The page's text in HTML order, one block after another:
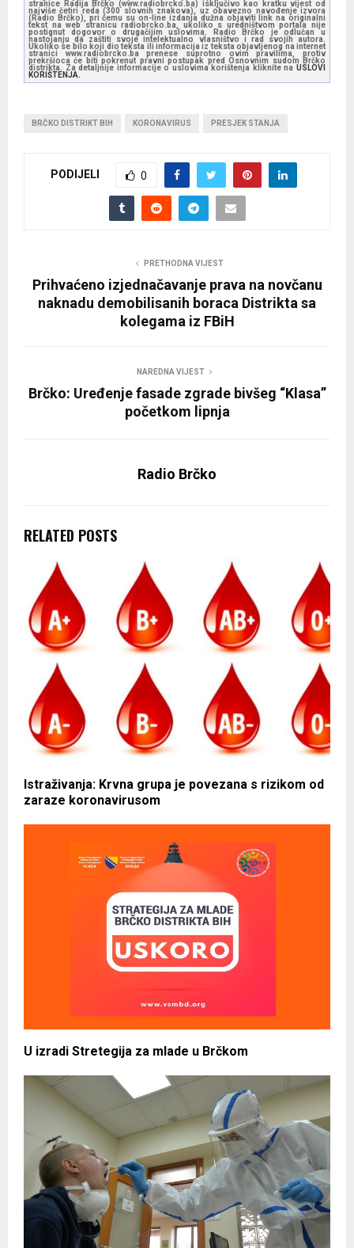
stranice Radija Brčko (www.radiobrcko.ba) isključivo kao kratku vijest od
najviše četiri reda (300 slovnih znakova), uz obavezno navođenje izvora
(Radio Brčko), pri čemu su on-line izdanja dužna objaviti link na originalni
tekst na web stranicu radiobrcko.ba, ukoliko s uredništvom portala nije
postignut dogovor o drugačijim uslovima. Radio Brčko je odlučan u
nastojanju da zaštiti svoje intelektualno vlasništvo i rad svojih autora.
Ukoliko se bilo koji dio teksta ili informacija iz teksta objavljenog na internet
stranici www.radiobrcko.ba prenese suprotno ovim pravilima, protiv
prekršioca će biti pokrenut pravni postupak pred Osnovnim sudom Brčko
distrikta. Za detaljnije informacije o uslovima korištenja kliknite na USLOVI
KORIŠTENJA.
BRČKO DISTRIKT BIH KORONAVIRUS PRESJEK STANJA
PODIJELI 0
PRETHODNA VIJEST
Prihvaćeno izjednačavanje prava na novčanu
naknadu demobilisanih boraca Distrikta sa
kolegama iz FBiH
NAREDNA VIJEST
Brčko: Uređenje fasade zgrade bivšeg “Klasa”
početkom lipnja
Radio Brčko
RELATED POSTS
Istraživanja: Krvna grupa je povezana s rizikom od
zaraze koronavirusom
U izradi Stretegija za mlade u Brčkom